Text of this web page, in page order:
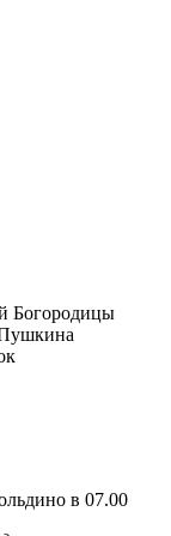
Богородицы
в 07.00